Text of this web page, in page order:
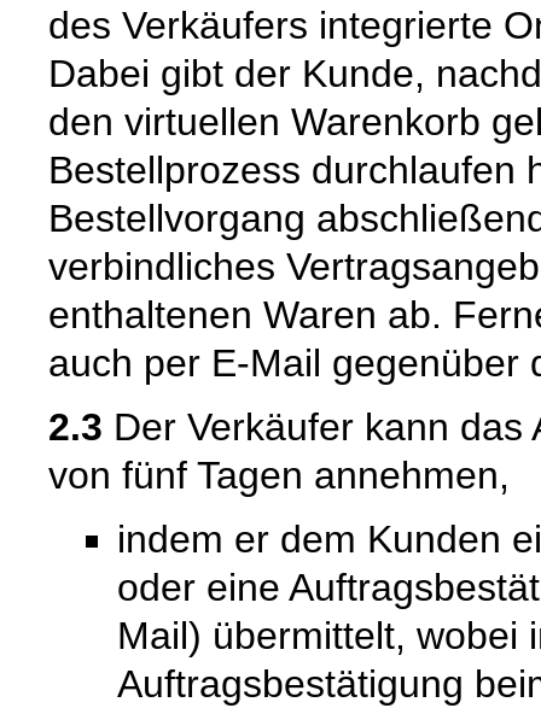
des Verkäufers integrierte
Dabei gibt der Kunde,
den virtuellen Warenkorb
Bestellprozess durchlaufen
Bestellvorgang
verbindliches
enthaltenen Waren ab.
auch per E-Mail gegenüber
2.3 Der Verkäufer kann
von fünf Tagen annehmen,
indem er dem Kunden
oder eine
Mail) übermittelt, wobei
Auftragsbestätigung